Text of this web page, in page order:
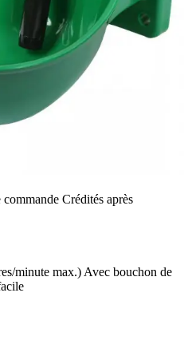
Crédités après
minute max.) Avec bouchon de